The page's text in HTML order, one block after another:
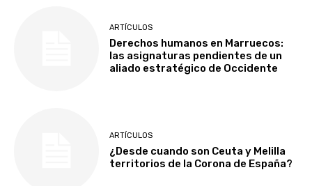
ARTÍCULOS
Derechos humanos en Marruecos:
las asignaturas pendientes de un
aliado estratégico de Occidente
ARTÍCULOS
¿Desde cuando son Ceuta y Melilla
territorios de la Corona de España?